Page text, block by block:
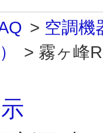
> 空調機
> 霧ヶ峰